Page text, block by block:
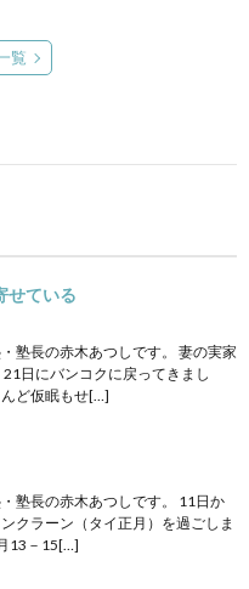
覧
せている
塾長の赤木あつしです。 妻の実家
日にバンコクに戻ってきまし
ど仮眠もせ[…]
塾長の赤木あつしです。 11日か
クラーン（タイ正月）を過ごしま
13－15[…]